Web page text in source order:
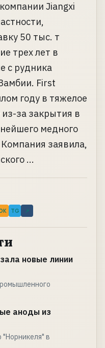
Jiangxi
50 тыс. т
трех лет в
с рудника
First
году в тяжелое
за закрытия в
медного
заявила,
...
TG ↗
новые линии
аноды из
в